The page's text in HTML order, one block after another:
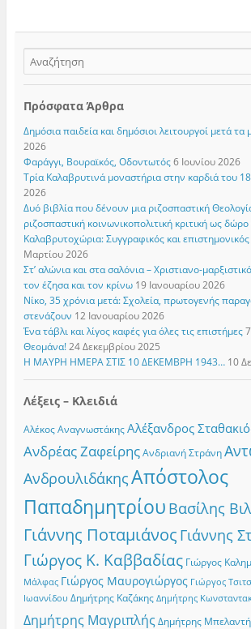
Πρόσφατα Άρθρα
Δημόσια παιδεία και δημόσιοι λειτουργοί μετά τα
2026
Φαράγγι, Βουραϊκός, Οδοντωτός 6 Ιουνίου 2026
Τρία Καλαβρυτινά μοναστήρια στην καρδιά του
2026
Δυό βιβλία που δένουν μια ριζοσπαστική
ριζοσπαστική κοινωνικοπολιτική κριτική ως δώρο
Καλαβρυτοχώρια: Συγγραφικός και
Μαρτίου 2026
Στ’ αλώνια και στα σαλόνια – Χριστιανο-
τον έζησα και τον κρίνω 19 Ιανουαρίου 2026
Νίκο, 35 χρόνια μετά: Σχολεία, πρωτογενής
στενάζουν 12 Ιανουαρίου 2026
Ένα τάβλι και λίγος καφές για όλες τις επιστήμες
Θεομάνα! 24 Δεκεμβρίου 2025
Η ΜΑΥΡΗ ΗΜΕΡΑ ΣΤΙΣ 10 ΔΕΚΕΜΒΡΗ 1943… 10
Λέξεις – Κλειδιά
Αλέκος Αναγνωστάκης Αλέξανδρος
Ανδρέας Ζαφείρης Ανδριανή Στράνη
ΑνδρουλιδάκηςΑπόστολος
Παπαδημητρίου Βασίλης
Γιάννης Ποταμιάνος Γιάννης
Γιώργος Κ. Καββαδίας Γιώργος
Μάλφας Γιώργος Μαυρογιώργος Γιώργος
Ιωαννίδου Δημήτρης Καζάκης Δημήτρης
Δημήτρης Μαγριπλής Δημήτρης